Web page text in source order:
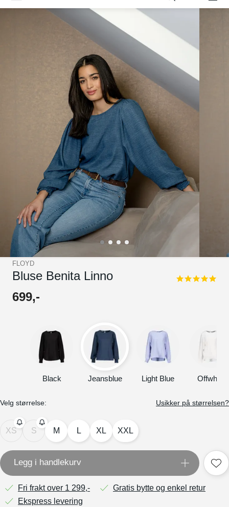
FLOYD
Bluse Benita Linno
5.0
699,-
Black Jeansblue Light Blue Offwhite
Velg størrelse: Usikker på størrelsen?
XS S M L XL XXL
Legg i handlekurv
Fri frakt over 1 299,-
Gratis bytte og enkel retur
Ekspress levering